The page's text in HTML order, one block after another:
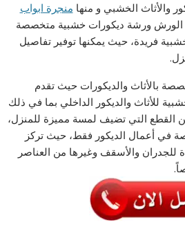
والأثاث الخشبي و منها منجرة ابواب
الورش ورشة ديكورات خشبية متخصصة
فريدة، حيث يمكنها توفير تفاصيل
بالأثاث والديكورات حيث تقدم
للأثاث والديكور الداخلي بما في ذلك
القطع التي تضيف لمسة مميزة للمنزل،
في أعمال الديكور فقط، حيث تركز
للجدران والأسقف وغيرها من العناصر